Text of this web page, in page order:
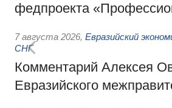
федпроекта
7 августа 2026, Евразийский
СНГ
Комментарий Алексея
Евразийского